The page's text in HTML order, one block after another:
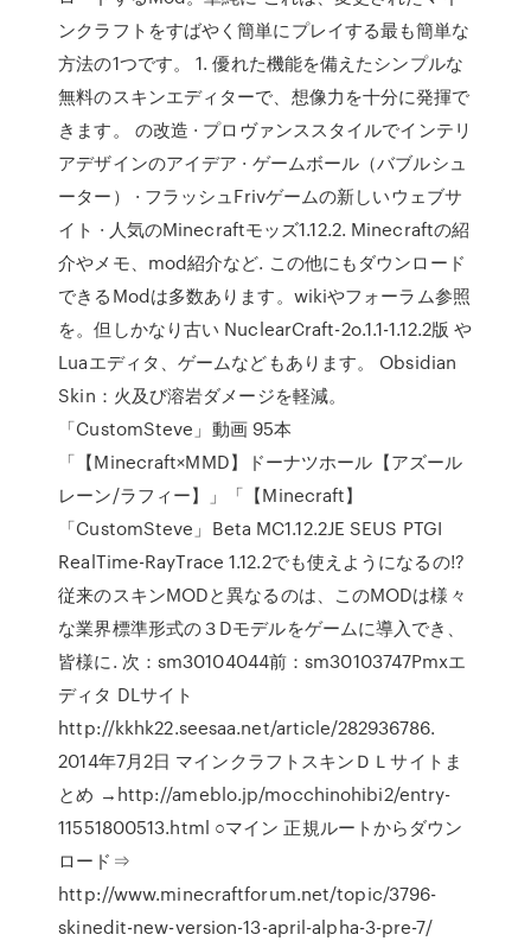
ンクラフトをすばやく簡単にプレイする最も簡単な
方法の1つです。 1. 優れた機能を備えたシンプルな
無料のスキンエディターで、想像力を十分に発揮で
きます。 の改造 · プロヴァンススタイルでインテリ
アデザインのアイデア · ゲームボール（バブルシュ
ーター） · フラッシュFrivゲームの新しいウェブサ
イト · 人気のMinecraftモッズ1.12.2. Minecraftの紹
介やメモ、mod紹介など. この他にもダウンロード
できるModは多数あります。wikiやフォーラム参照
を。但しかなり古い NuclearCraft-2o.1.1-1.12.2版 や
Luaエディタ、ゲームなどもあります。 Obsidian
Skin：火及び溶岩ダメージを軽減。
「CustomSteve」動画 95本
「【Minecraft×MMD】ドーナツホール【アズール
レーン/ラフィー】」「【Minecraft】
「CustomSteve」Beta MC1.12.2JE SEUS PTGI
RealTime-RayTrace 1.12.2でも使えようになるの!?
従来のスキンMODと異なるのは、このMODは様々
な業界標準形式の３Dモデルをゲームに導入でき、
皆様に. 次：sm30104044前：sm30103747Pmxエ
ディタ DLサイト
http://kkhk22.seesaa.net/article/282936786.
2014年7月2日 マインクラフトスキンＤＬサイトま
とめ →http://ameblo.jp/mocchinohibi2/entry-
11551800513.html ○マイン 正規ルートからダウン
ロード⇒
http://www.minecraftforum.net/topic/3796-
skinedit-new-version-13-april-alpha-3-pre-7/